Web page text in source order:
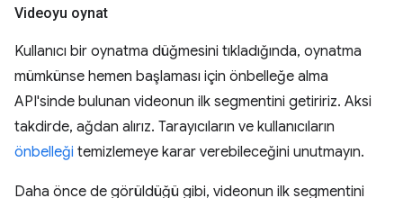
Videoyu oynat
Kullanıcı bir oynatma düğmesini tıkladığında, oynatma
mümkünse hemen başlaması için önbelleğe alma
API'sinde bulunan videonun ilk segmentini getiririz. Aksi
takdirde, ağdan alırız. Tarayıcıların ve kullanıcıların
önbelleği temizlemeye karar verebileceğini unutmayın.
Daha önce de görüldüğü gibi, videonun ilk segmentini